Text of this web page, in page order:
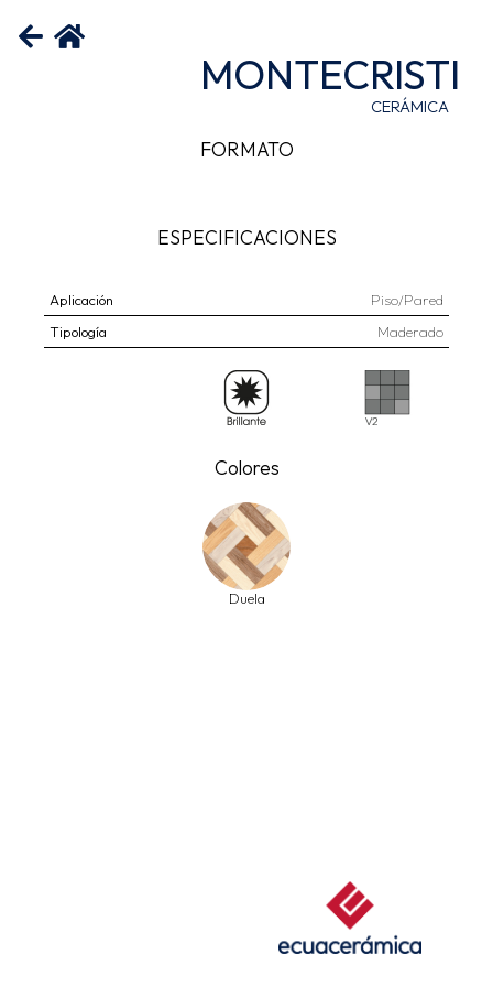
MONTECRISTI
CERÁMICA
FORMATO
ESPECIFICACIONES
Aplicación
Piso/Pared
Tipología
Maderado
Colores
Duela